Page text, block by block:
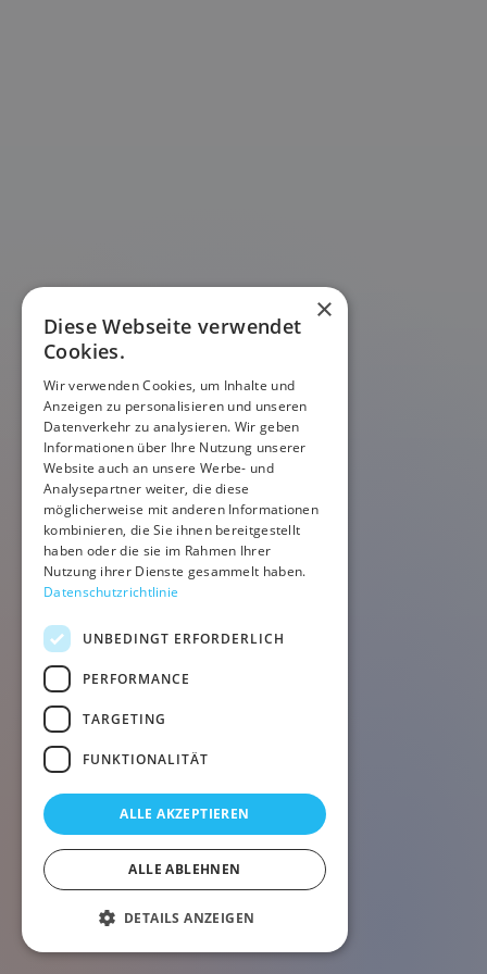
×
Diese Webseite verwendet
Cookies.
Wir verwenden Cookies, um Inhalte und
Anzeigen zu personalisieren und unseren
Datenverkehr zu analysieren. Wir geben
Informationen über Ihre Nutzung unserer
Website auch an unsere Werbe- und
Analysepartner weiter, die diese
möglicherweise mit anderen Informationen
kombinieren, die Sie ihnen bereitgestellt
haben oder die sie im Rahmen Ihrer
Nutzung ihrer Dienste gesammelt haben.
Datenschutzrichtlinie
UNBEDINGT ERFORDERLICH
PERFORMANCE
TARGETING
FUNKTIONALITÄT
ALLE AKZEPTIEREN
ALLE ABLEHNEN
DETAILS ANZEIGEN